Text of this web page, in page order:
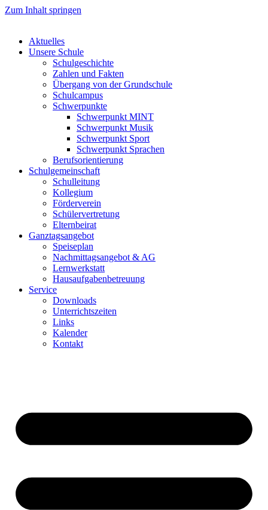
Zum Inhalt springen
Aktuelles
Unsere Schule
Schulgeschichte
Zahlen und Fakten
Übergang von der Grundschule
Schulcampus
Schwerpunkte
Schwerpunkt MINT
Schwerpunkt Musik
Schwerpunkt Sport
Schwerpunkt Sprachen
Berufsorientierung
Schulgemeinschaft
Schulleitung
Kollegium
Förderverein
Schülervertretung
Elternbeirat
Ganztagsangebot
Speiseplan
Nachmittagsangebot & AG
Lernwerkstatt
Hausaufgabenbetreuung
Service
Downloads
Unterrichtszeiten
Links
Kalender
Kontakt